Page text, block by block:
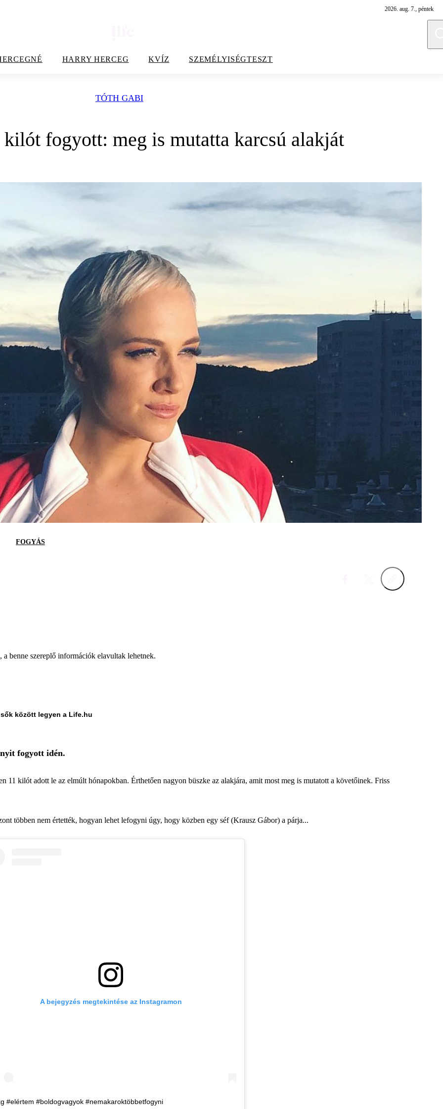
2026. aug. 7., péntek
HARRY HERCEG KVÍZ SZEMÉLYISÉGTESZT
TÓTH GABI
fogyott: meg is mutatta karcsú alakját
FOGYÁS
benne szereplő információk elavultak lehetnek.
között legyen a Life.hu
fogyott idén.
11 kilót adott le az elmúlt hónapokban. Érthetően nagyon büszke az alakjára, amit most meg is mutatott a követőinek. Friss
többen nem értették, hogyan lehet lefogyni úgy, hogy közben egy séf (Krausz Gábor) a párja...
A bejegyzés megtekintése az Instagramon
#elértem #boldogvagyok #nemakaroktöbbetfogyni